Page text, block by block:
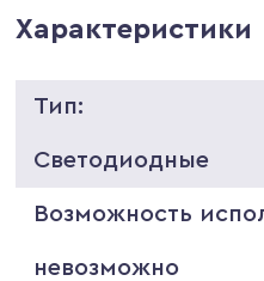
Характеристики
Тип:
Светодиодные
Возможность
невозможно